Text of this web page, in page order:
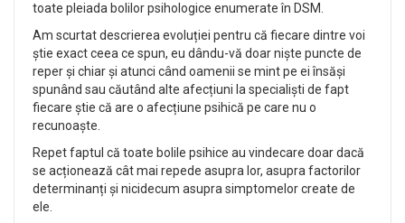
toate pleiada bolilor psihologice enumerate în DSM.
Am scurtat descrierea evoluției pentru că fiecare dintre voi
știe exact ceea ce spun, eu dându-vă doar niște puncte de
reper și chiar și atunci când oamenii se mint pe ei însăși
spunând sau căutând alte afecțiuni la specialiști de fapt
fiecare știe că are o afecțiune psihică pe care nu o
recunoaște.
Repet faptul că toate bolile psihice au vindecare doar dacă
se acționează cât mai repede asupra lor, asupra factorilor
determinanți și nicidecum asupra simptomelor create de
ele.